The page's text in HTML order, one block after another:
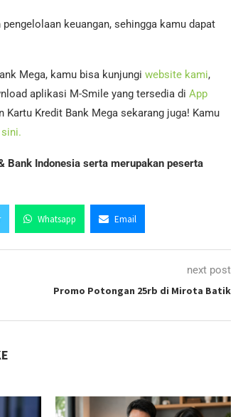
keuangan, sehingga kamu dapat
Mega, kamu bisa kunjungi website kami,
aplikasi M-Smile yang tersedia di App
Kartu Kredit Bank Mega sekarang juga! Kamu
sini.
Bank Indonesia serta merupakan peserta
Whatsapp Email
next post
Promo Potongan 25rb di Mirota Batik